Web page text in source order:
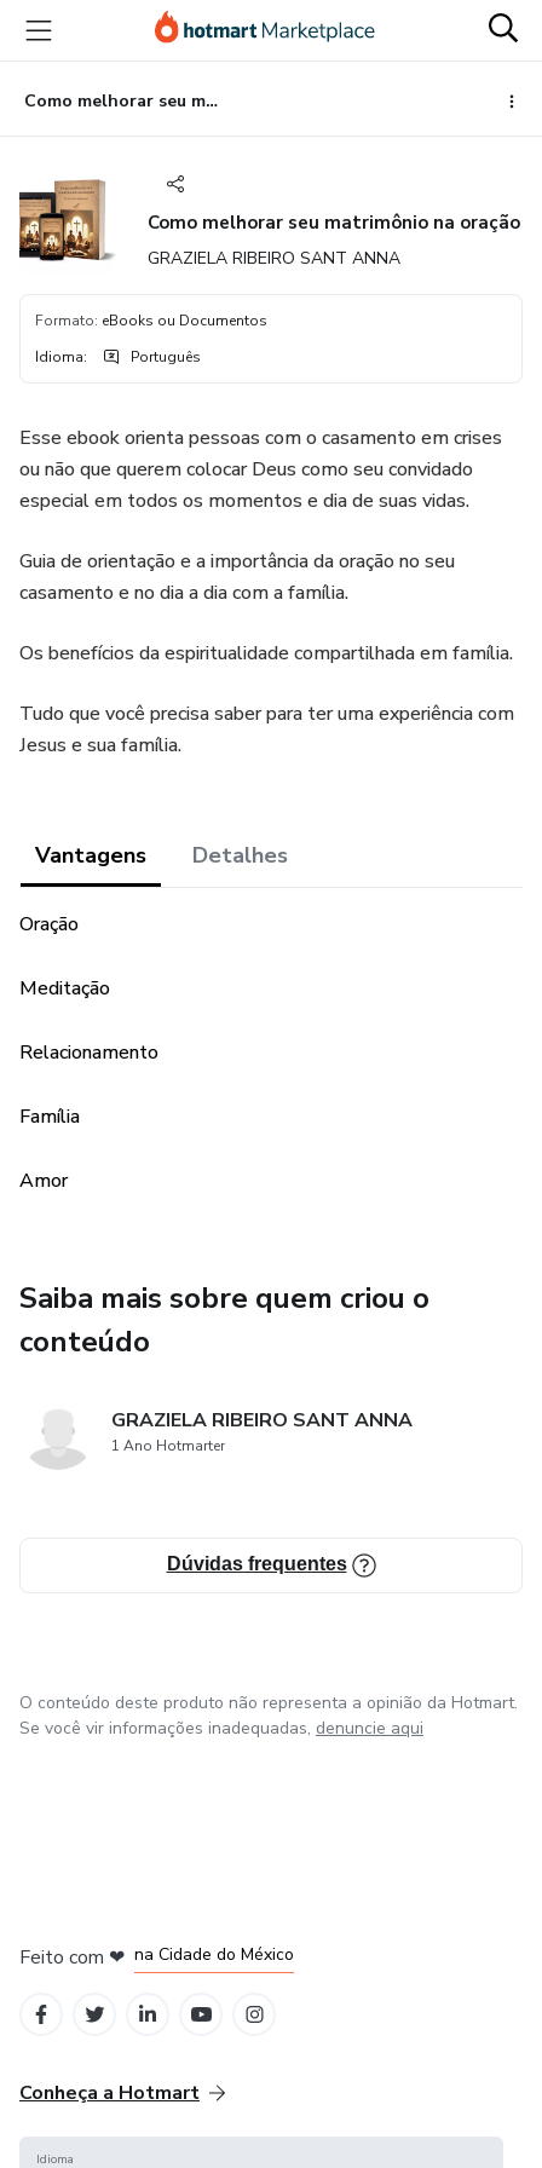
para
conteúdo
principal
para
pagamento
para
rodapé
Como melhorar seu matrimônio na oração
Como melhorar seu matrimônio na oração
GRAZIELA RIBEIRO SANT ANNA
Formato: eBooks ou Documentos
Idioma: Português
Esse ebook orienta pessoas com o casamento em crises
ou não que querem colocar Deus como seu convidado
especial em todos os momentos e dia de suas vidas.
Guia de orientação e a importância da oração no seu
casamento e no dia a dia com a família.
Os benefícios da espiritualidade compartilhada em família.
Tudo que você precisa saber para ter uma experiência com
Jesus e sua família.
Vantagens Detalhes
Oração
Meditação
Relacionamento
Família
Amor
Saiba mais sobre quem criou o
conteúdo
GRAZIELA RIBEIRO SANT ANNA
1 Ano Hotmarter
Dúvidas frequentes
O conteúdo deste produto não representa a opinião da Hotmart.
Se você vir informações inadequadas, denuncie aqui
Feito com ❤ na Cidade do México
Conheça a Hotmart
Idioma